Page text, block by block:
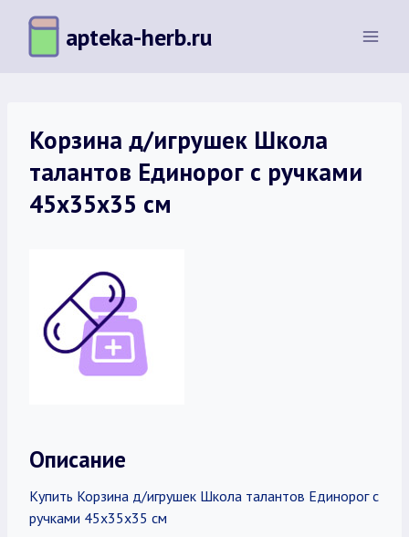
Перейти
содержимому
apteka-herb.ru
Корзина д/игрушек Школа
талантов Единорог с ручками
45х35х35 см
Описание
Купить Корзина д/игрушек Школа талантов Единорог с
ручками 45х35х35 см